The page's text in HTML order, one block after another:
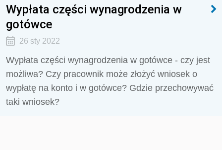
Wypłata części wynagrodzenia w
gotówce
26 sty 2022
Wypłata części wynagrodzenia w gotówce - czy jest
możliwa? Czy pracownik może złożyć wniosek o
wypłatę na konto i w gotówce? Gdzie przechowywać
taki wniosek?